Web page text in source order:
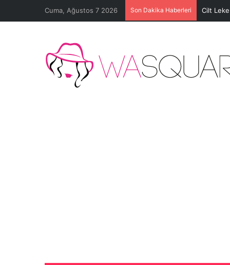
Cuma, Ağustos 7 2026 Son Dakika Haberleri Cilt